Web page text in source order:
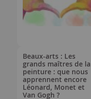
Beaux-arts : Les
grands maîtres de la
peinture : que nous
apprennent encore
Léonard, Monet et
Van Gogh ?